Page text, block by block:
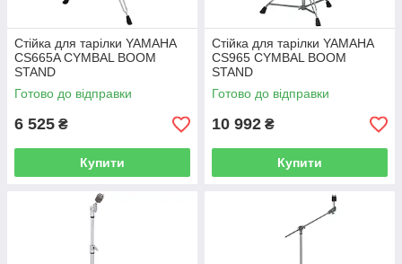
Стійка для тарілки YAMAHA
CS665A CYMBAL BOOM
STAND
Готово до відправки
6 525 ₴
Купити
Стійка для тарілки YAMAHA
CS965 CYMBAL BOOM
STAND
Готово до відправки
10 992 ₴
Купити